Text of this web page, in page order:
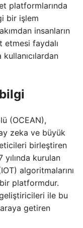
platformlarında
bir işlem
insanların
etmesi faydalı
(OCEAN),
zeka ve büyük
birleştiren
kurulan
algoritmalarını
platformdur.
ile bu
getiren